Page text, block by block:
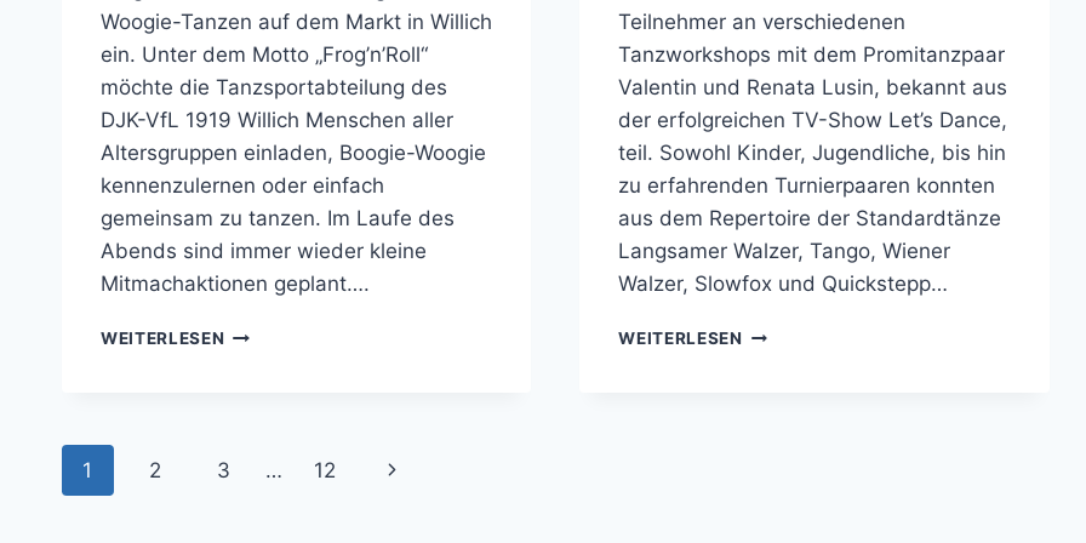
Woogie-Tanzen auf dem Markt in Willich
ein. Unter dem Motto „Frog’n’Roll“
möchte die Tanzsportabteilung des
DJK-VfL 1919 Willich Menschen aller
Altersgruppen einladen, Boogie-Woogie
kennenzulernen oder einfach
gemeinsam zu tanzen. Im Laufe des
Abends sind immer wieder kleine
Mitmachaktionen geplant….
WEITERLESEN FROG’N’ROLL
WILLICH
Teilnehmer an verschiedenen
Tanzworkshops mit dem Promitanzpaar
Valentin und Renata Lusin, bekannt aus
der erfolgreichen TV-Show Let’s Dance,
teil. Sowohl Kinder, Jugendliche, bis hin
zu erfahrenden Turnierpaaren konnten
aus dem Repertoire der Standardtänze
Langsamer Walzer, Tango, Wiener
Walzer, Slowfox und Quickstepp…
WEITERLESEN WORKSHOP
Seitennavigation
1 2 3 … 12
Nächste